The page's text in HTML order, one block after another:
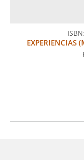
ISBN:
EXPERIENCIAS